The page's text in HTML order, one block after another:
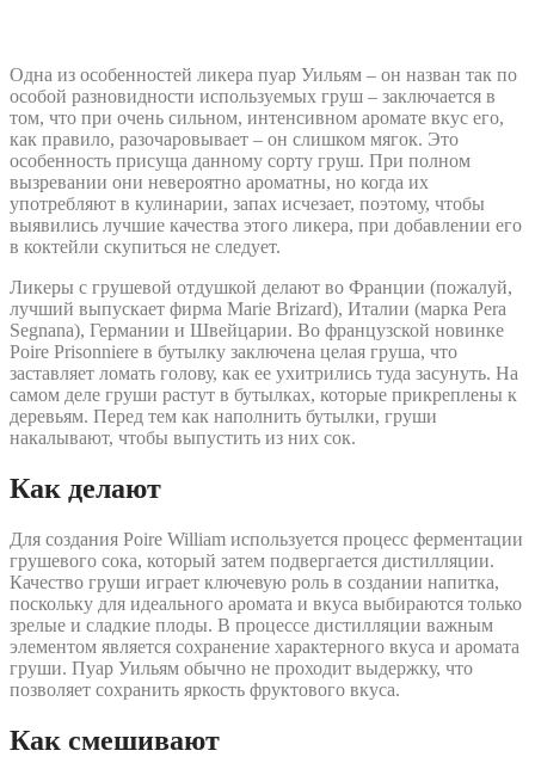
Одна из особенностей ликера пуар Уильям – он назван так по
особой разновидности используемых груш – заключается в
том, что при очень сильном, интенсивном аромате вкус его,
как правило, разочаровывает – он слишком мягок. Это
особенность присуща данному сорту груш. При полном
вызревании они невероятно ароматны, но когда их
употребляют в кулинарии, запах исчезает, поэтому, чтобы
выявились лучшие качества этого ликера, при добавлении его
в коктейли скупиться не следует.
Ликеры с грушевой отдушкой делают во Франции (пожалуй,
лучший выпускает фирма Marie Brizard), Италии (марка Pera
Segnana), Германии и Швейцарии. Во французской новинке
Poire Prisonniere в бутылку заключена целая груша, что
заставляет ломать голову, как ее ухитрились туда засунуть. На
самом деле груши растут в бутылках, которые прикреплены к
деревьям. Перед тем как наполнить бутылки, груши
накалывают, чтобы выпустить из них сок.
Как делают
Для создания Poire William используется процесс ферментации
грушевого сока, который затем подвергается дистилляции.
Качество груши играет ключевую роль в создании напитка,
поскольку для идеального аромата и вкуса выбираются только
зрелые и сладкие плоды. В процессе дистилляции важным
элементом является сохранение характерного вкуса и аромата
груши. Пуар Уильям обычно не проходит выдержку, что
позволяет сохранить яркость фруктового вкуса.
Как смешивают